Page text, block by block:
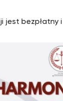
jest bezpłatny